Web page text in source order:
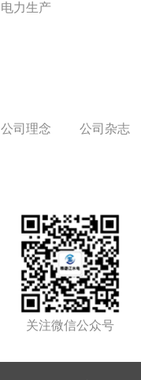
电力生产
公司理念
公司杂志
关注微信公众号